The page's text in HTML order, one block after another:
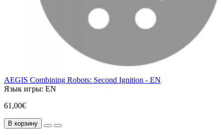
AEGIS Combining Robots: Second Ignition - EN
Язык игры: EN
61,00€
В корзину